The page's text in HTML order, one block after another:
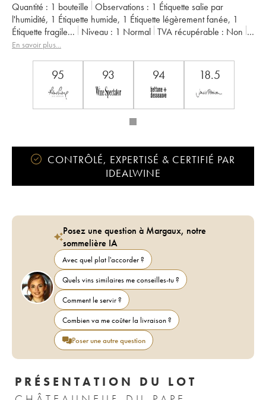
Quantité : 1 bouteille Observations : 1 Étiquette salie par
l'humidité, 1 Étiquette humide, 1 Étiquette légèrement fanée, 1
Étiquette fragile... Niveau : 1 Normal TVA récupérable :
non
Région :
Vallée du Rhône
En savoir plus...
95 93 94 18.5
CONTRÔLÉ, EXPERTISÉ & CERTIFIÉ PAR
IDEALWINE
Posez une question à Margaux, notre
sommelière IA
Avec quel plat l'accorder ?
Quels vins similaires me conseilles-tu ?
Comment le servir ?
Combien va me coûter la livraison ?
Poser une autre question
PRÉSENTATION DU LOT